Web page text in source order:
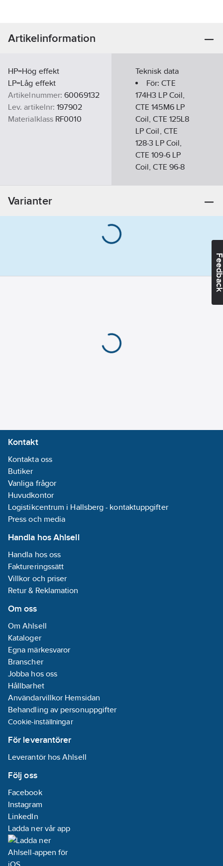
Artikelinformation
HP=Hög effekt
LP=Låg effekt
Artikelnummer: 60069132
Lev. artikelnr: 197902
Materialklass RF0010
Teknisk data
För:CTE
174H3 LP Coil,
CTE 145M6 LP
Coil, CTE 125L8
LP Coil, CTE
128-3 LP Coil,
CTE 109-6 LP
Coil, CTE 96-8
35L7 LP Drain
Varianter
Kontakt
Kontakta oss
Butiker
Vanliga frågor
Huvudkontor
Logistikcentrum i Hallsberg - kontaktuppgifter
Press och media
Handla hos Ahlsell
Handla hos oss
Faktureringssätt
Villkor och priser
Retur & Reklamation
Om oss
Om Ahlsell
Kataloger
Egna märkesvaror
Branscher
Jobba hos oss
Hållbarhet
Användarvillkor Hemsidan
Behandling av personuppgifter
Cookie-inställningar
För leverantörer
Leverantör hos Ahlsell
Följ oss
Facebook
Instagram
LinkedIn
Ladda ner vår app